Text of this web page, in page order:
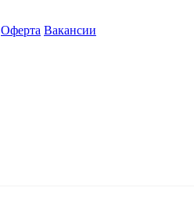
Оферта Вакансии